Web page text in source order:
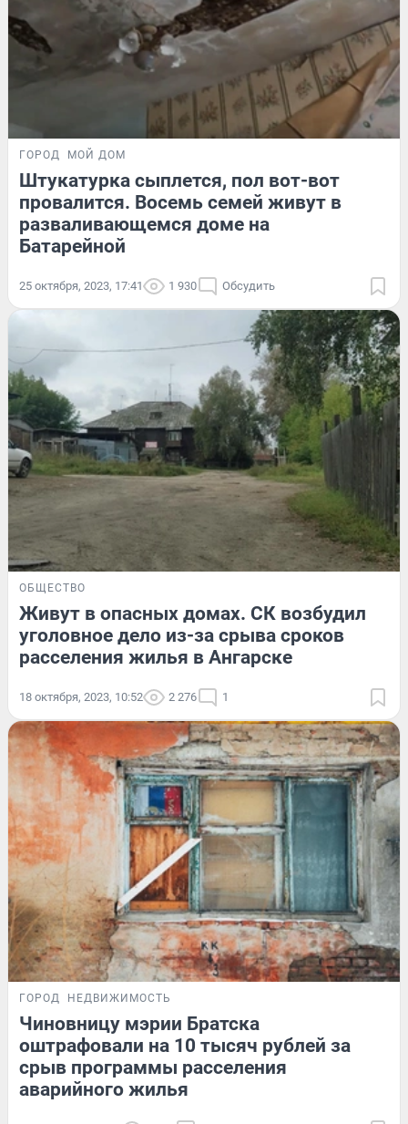
ГОРОД МОЙ ДОМ
Штукатурка сыплется, пол вот-вот
провалится. Восемь семей живут в
разваливающемся доме на
Батарейной
25 октября, 2023, 17:41 1 930 Обсудить
ОБЩЕСТВО
Живут в опасных домах. СК возбудил
уголовное дело из-за срыва сроков
расселения жилья в Ангарске
18 октября, 2023, 10:52 2 276 1
ГОРОД НЕДВИЖИМОСТЬ
Чиновницу мэрии Братска
оштрафовали на 10 тысяч рублей за
срыв программы расселения
аварийного жилья